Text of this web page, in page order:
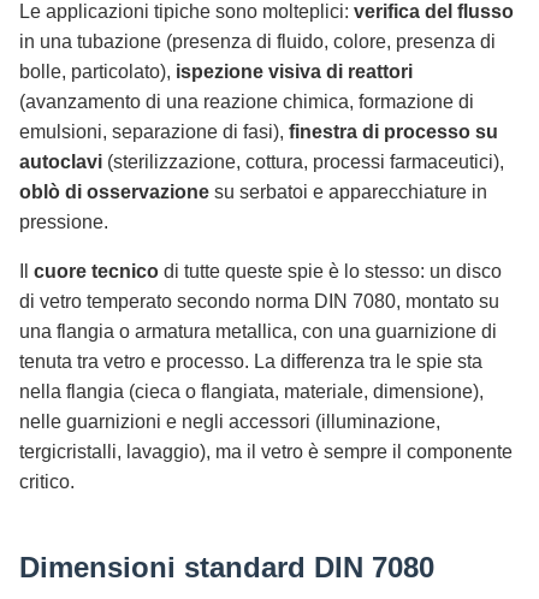
Le applicazioni tipiche sono molteplici: verifica del flusso
in una tubazione (presenza di fluido, colore, presenza di
bolle, particolato), ispezione visiva di reattori
(avanzamento di una reazione chimica, formazione di
emulsioni, separazione di fasi), finestra di processo su
autoclavi (sterilizzazione, cottura, processi farmaceutici),
oblò di osservazione su serbatoi e apparecchiature in
pressione.
cuore tecnico di tutte queste spie è lo stesso: un disco
di vetro temperato secondo norma DIN 7080, montato su
una flangia o armatura metallica, con una guarnizione di
tenuta tra vetro e processo. La differenza tra le spie sta
nella flangia (cieca o flangiata, materiale, dimensione),
nelle guarnizioni e negli accessori (illuminazione,
tergicristalli, lavaggio), ma il vetro è sempre il componente
critico.
Dimensioni standard DIN 7080